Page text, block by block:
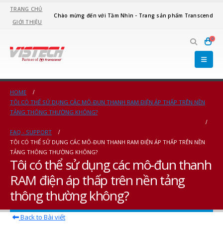
TRANG CHỦ
GIỚI THIỆU
Chào mừng đến với Tầm Nhìn - Trang sản phẩm Transcend
0
HOME
TÔI CÓ THỂ SỬ DỤNG CÁC MÔ-ĐUN THANH RAM ĐIỆN ÁP THẤP TRÊN NỀN
TẢNG THÔNG THƯỜNG KHÔNG?
FAQ - SUPPORT
TÔI CÓ THỂ SỬ DỤNG CÁC MÔ-ĐUN THANH RAM ĐIỆN ÁP THẤP TRÊN NỀN
TẢNG THÔNG THƯỜNG KHÔNG?
Tôi có thể sử dụng các mô-đun thanh
RAM điện áp thấp trên nền tảng
thông thường không?
Back to Bài viết